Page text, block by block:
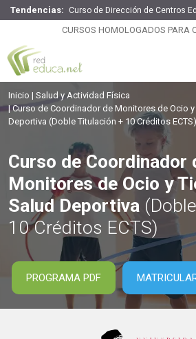
Tendencias: Curso de Dirección de Centros
CURSOS HOMOLOGADOS PARA
Curso de Coordinador de Monitores
Libre + Salud Deportiva
250 H
Inicio
Salud y Actividad Física
Curso de Coordinador de Monitores de Ocio y
Deportiva (Doble Titulación + 10 Créditos ECTS)
Curso de Coordinador
Monitores de Ocio y
Salud Deportiva
10 Créditos ECTS)
PROGRAMA PDF